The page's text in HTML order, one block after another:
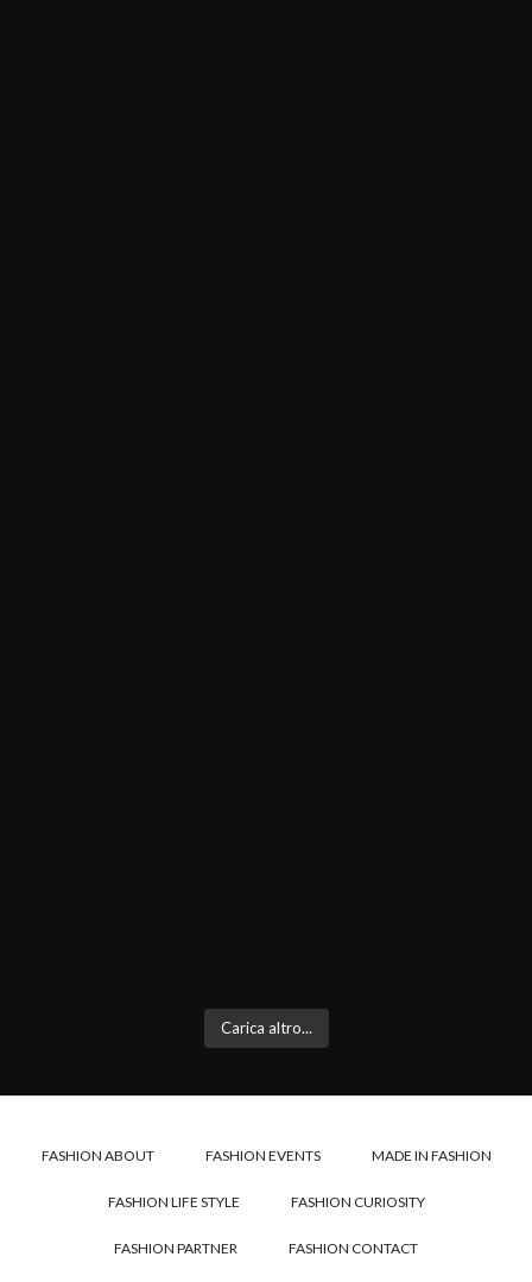
Carica altro...
FASHION ABOUT FASHION EVENTS MADE IN FASHION
FASHION LIFE STYLE FASHION CURIOSITY
FASHION PARTNER FASHION CONTACT